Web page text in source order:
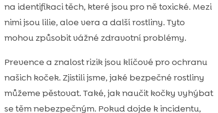
na identifikaci těch, které jsou pro ně toxické. Mezi
nimi jsou lilie, aloe vera a další rostliny. Tyto
mohou způsobit vážné zdravotní problémy.
Prevence a znalost rizik jsou klíčové pro ochranu
našich koček. Zjistili jsme, jaké bezpečné rostliny
můžeme pěstovat. Také, jak naučit kočky vyhýbat
se těm nebezpečným. Pokud dojde k incidentu,